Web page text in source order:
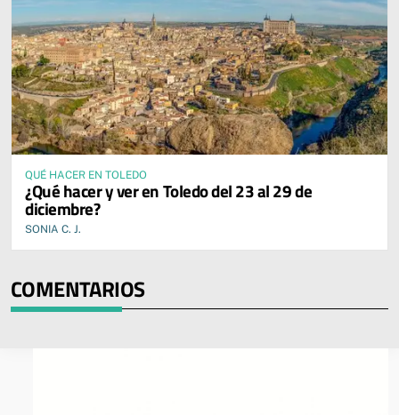
QUÉ HACER EN TOLEDO
¿Qué hacer y ver en Toledo del 23 al 29 de
diciembre?
SONIA C. J.
COMENTARIOS